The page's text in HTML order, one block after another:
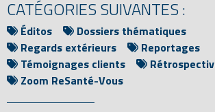
CATÉGORIES SUIVANTES :
Éditos
Dossiers thématiques
Regards extérieurs
Reportages
Témoignages clients
Zoom ReSanté-Vous